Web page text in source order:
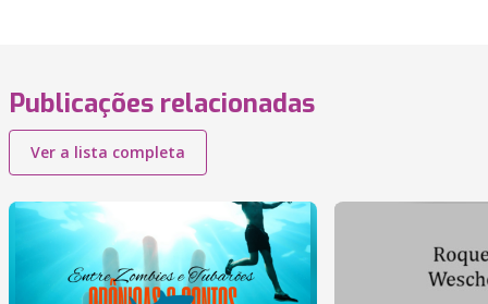
Publicações relacionadas
Ver a lista completa